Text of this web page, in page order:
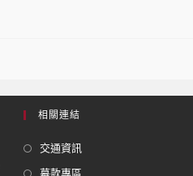
相關連結
交通資訊
募款專區